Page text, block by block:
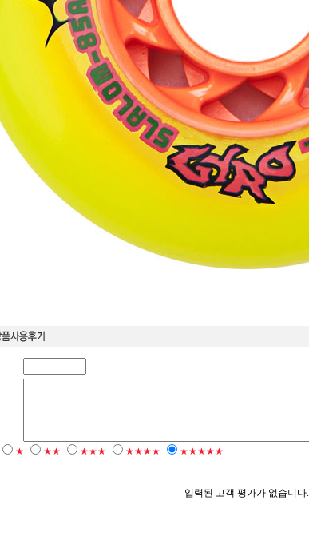
★ ★★ ★★★ ★★★★ ★★★★★
입력된 고객 평가가 없습니다.